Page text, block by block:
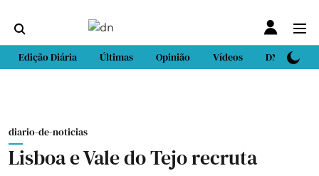
Edição Diária Últimas Opinião Vídeos DN Sport
diario-de-noticias
Lisboa e Vale do Tejo recruta